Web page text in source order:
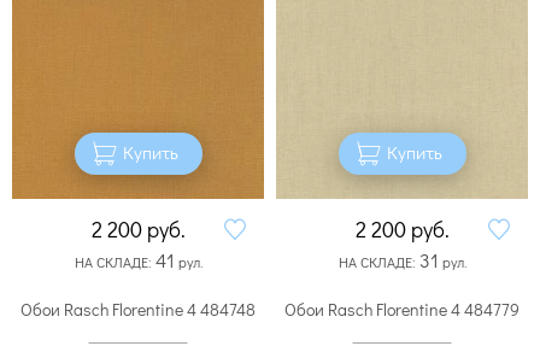
Купить
2 200 руб.
НА СКЛАДЕ: 41 рул.
Купить
2 200 руб.
НА СКЛАДЕ: 31 рул.
Обои Rasch Florentine 4 484748
Обои Rasch Florentine 4 484779